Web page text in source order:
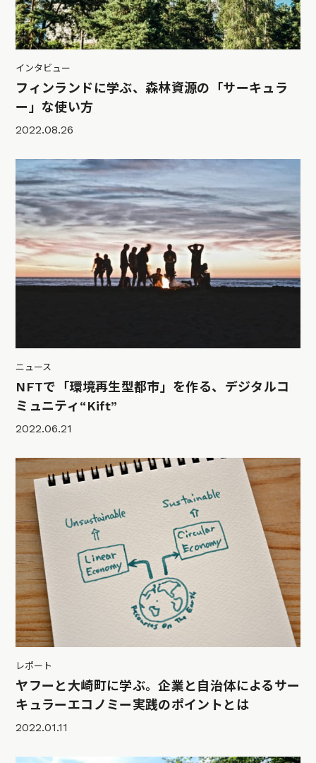
インタビュー
フィンランドに学ぶ、森林資源の「サーキュラ
ー」な使い方
2022.08.26
ニュース
NFTで「環境再生型都市」を作る、デジタルコ
ミュニティ“Kift”
2022.06.21
レポート
ヤフーと大崎町に学ぶ。企業と自治体によるサー
キュラーエコノミー実践のポイントとは
2022.01.11